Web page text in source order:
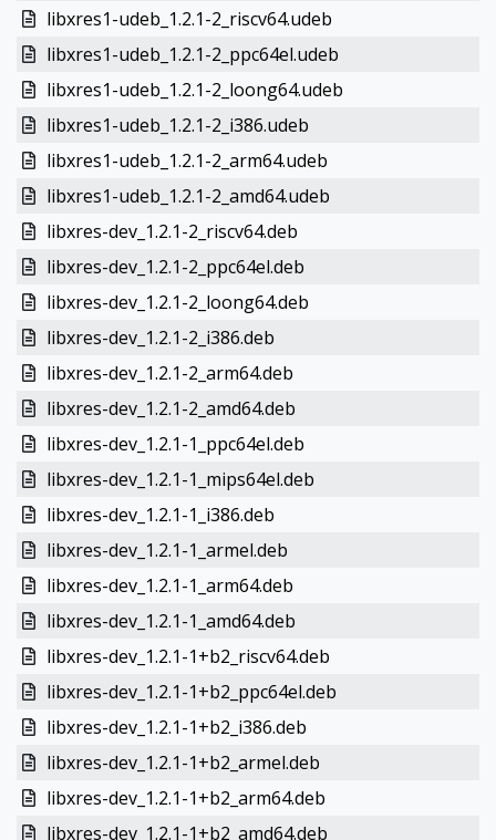
libxres1-udeb_1.2.1-2_riscv64.udeb
libxres1-udeb_1.2.1-2_ppc64el.udeb
libxres1-udeb_1.2.1-2_loong64.udeb
libxres1-udeb_1.2.1-2_i386.udeb
libxres1-udeb_1.2.1-2_arm64.udeb
libxres1-udeb_1.2.1-2_amd64.udeb
libxres-dev_1.2.1-2_riscv64.deb
libxres-dev_1.2.1-2_ppc64el.deb
libxres-dev_1.2.1-2_loong64.deb
libxres-dev_1.2.1-2_i386.deb
libxres-dev_1.2.1-2_arm64.deb
libxres-dev_1.2.1-2_amd64.deb
libxres-dev_1.2.1-1_ppc64el.deb
libxres-dev_1.2.1-1_mips64el.deb
libxres-dev_1.2.1-1_i386.deb
libxres-dev_1.2.1-1_armel.deb
libxres-dev_1.2.1-1_arm64.deb
libxres-dev_1.2.1-1_amd64.deb
libxres-dev_1.2.1-1+b2_riscv64.deb
libxres-dev_1.2.1-1+b2_ppc64el.deb
libxres-dev_1.2.1-1+b2_i386.deb
libxres-dev_1.2.1-1+b2_armel.deb
libxres-dev_1.2.1-1+b2_arm64.deb
libxres-dev_1.2.1-1+b2_amd64.deb